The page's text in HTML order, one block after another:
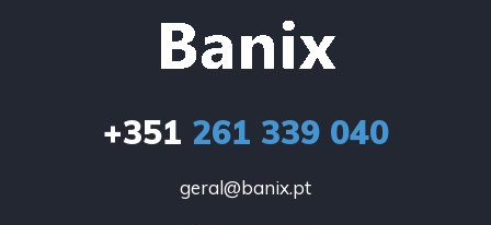
+351 261 339 040
geral@banix.pt